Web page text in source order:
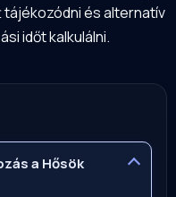
tájékozódni és alternatív
időt kalkulálni.
a Hősök